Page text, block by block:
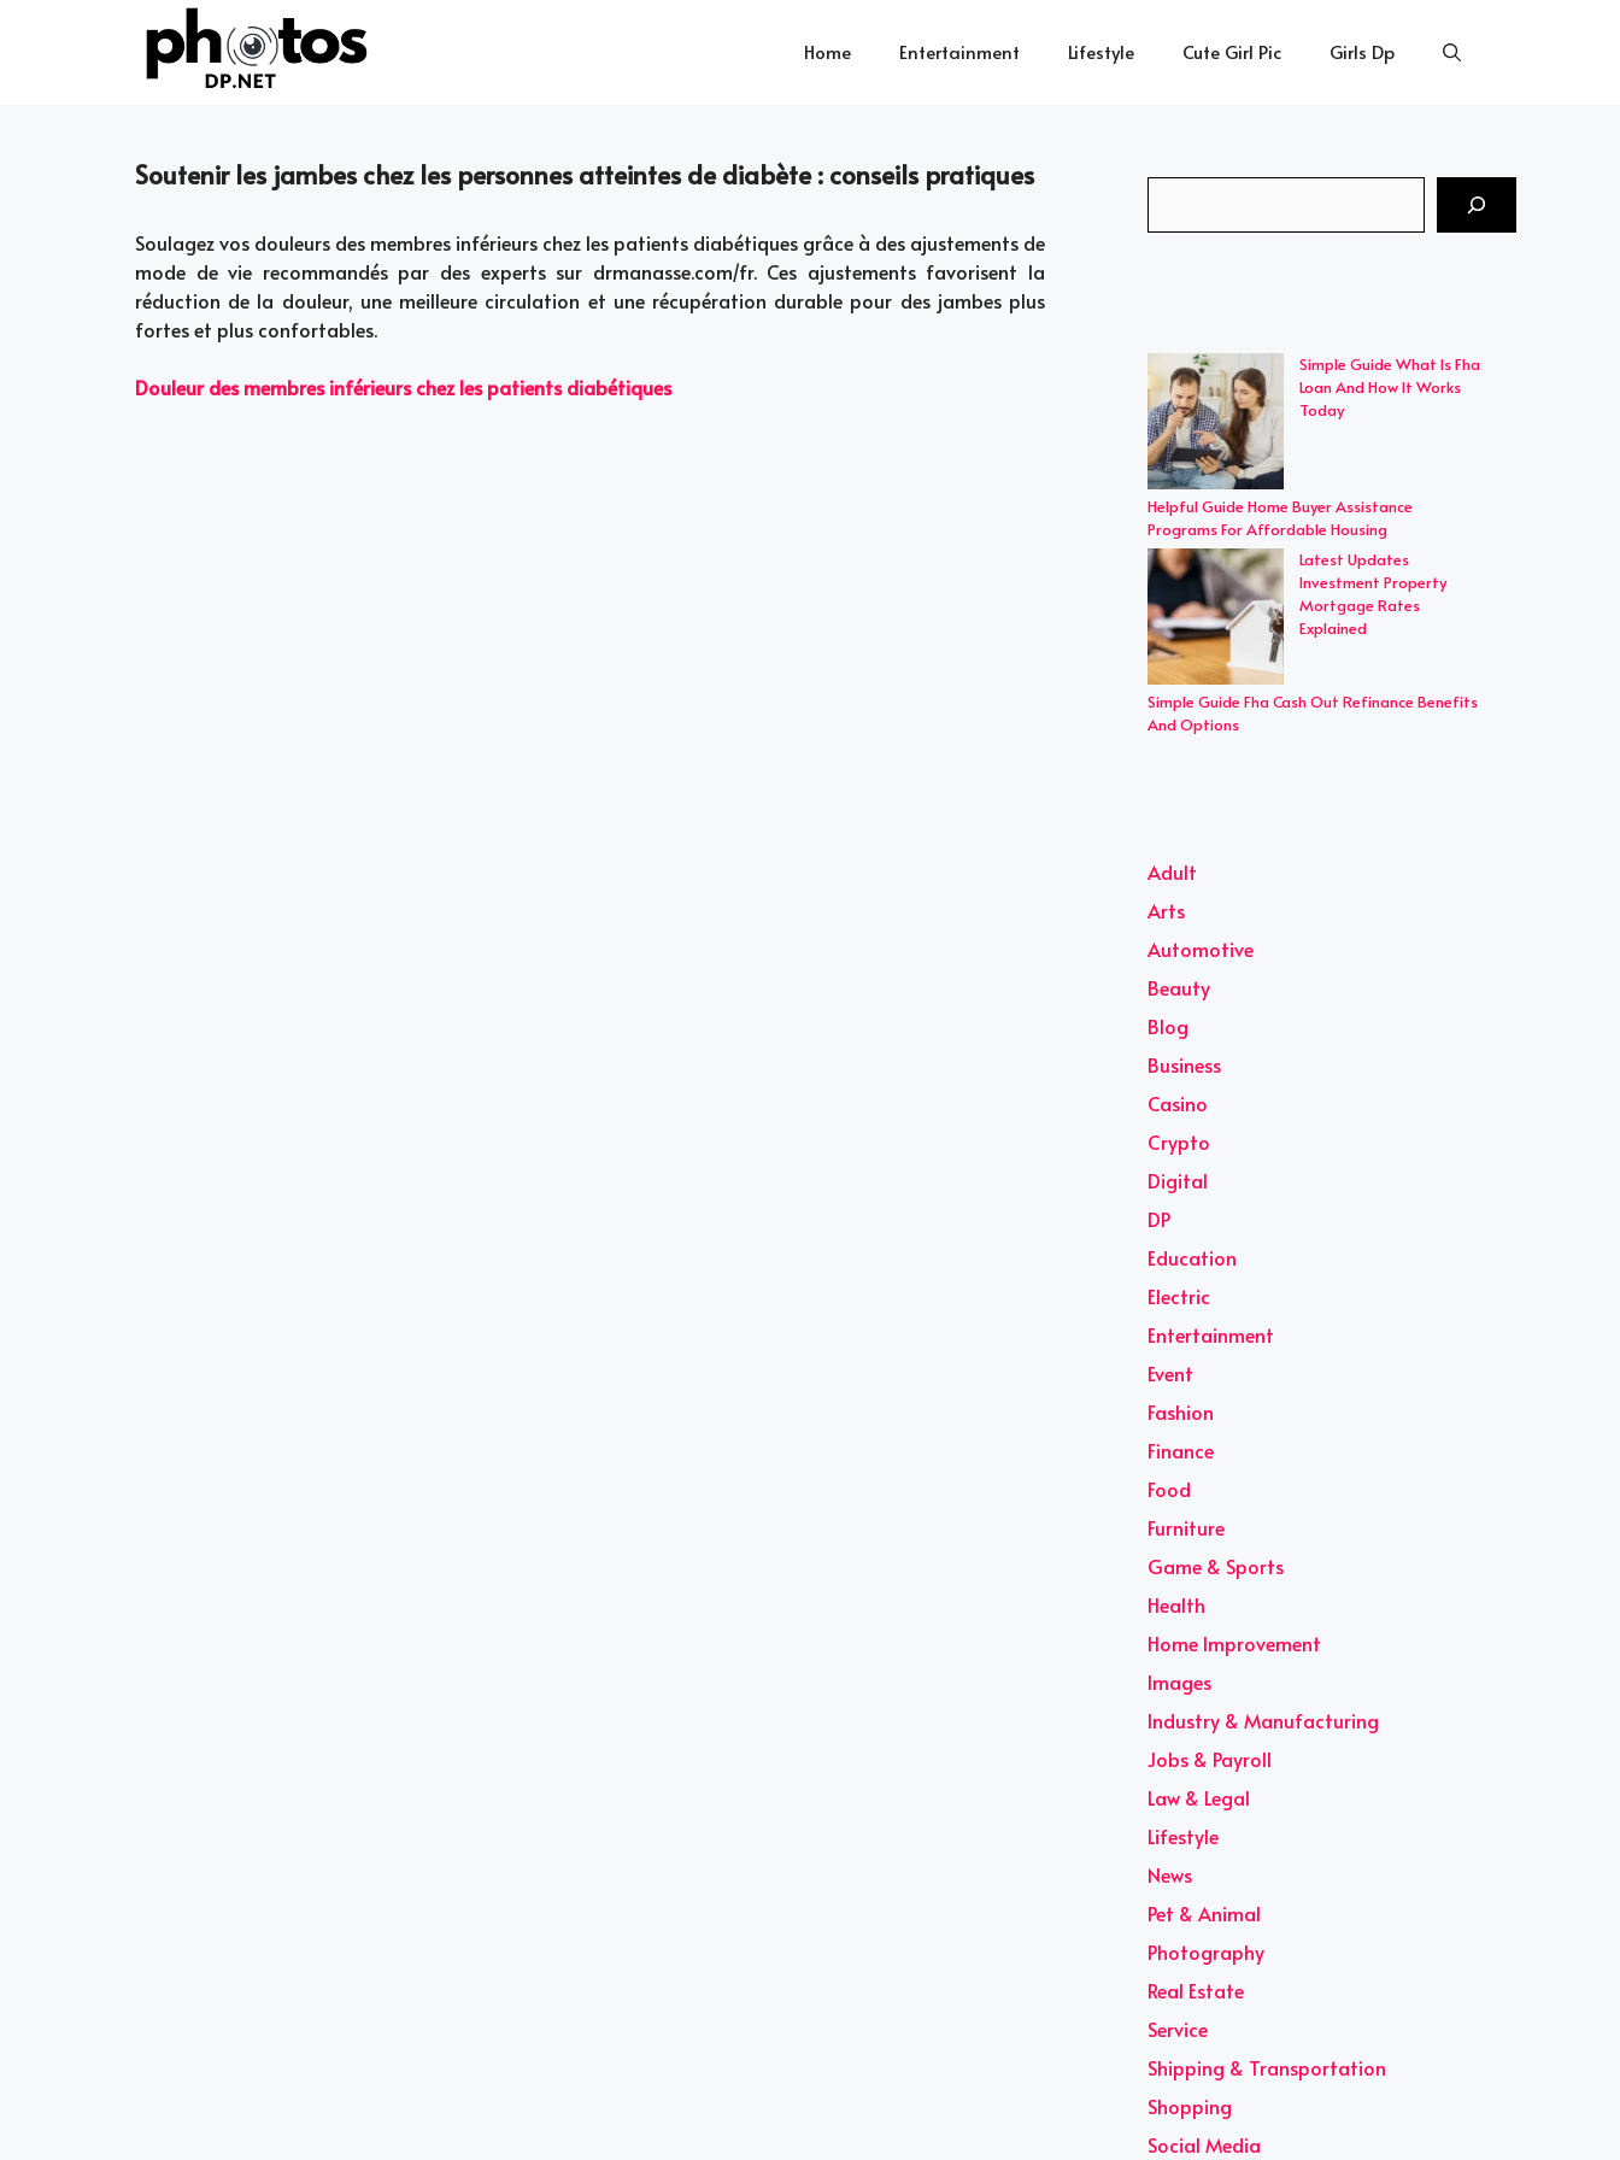
Home Entertainment Lifestyle Cute Girl Pic Girls Dp
Soutenir les jambes chez les personnes atteintes de diabète : conseils pratiques
Soulagez vos douleurs des membres inférieurs chez les patients diabétiques grâce à des ajustements de
mode de vie recommandés par des experts sur drmanasse.com/fr. Ces ajustements favorisent la
réduction de la douleur, une meilleure circulation et une récupération durable pour des jambes plus
fortes et plus confortables.
Douleur des membres inférieurs chez les patients diabétiques
Simple Guide What Is Fha
Loan And How It Works
Today
Helpful Guide Home Buyer Assistance
Programs For Affordable Housing
Latest Updates
Investment Property
Mortgage Rates
Explained
Simple Guide Fha Cash Out Refinance Benefits
And Options
Adult
Arts
Automotive
Beauty
Blog
Business
Casino
Crypto
Digital
DP
Education
Electric
Entertainment
Event
Fashion
Finance
Food
Furniture
Game & Sports
Health
Home Improvement
Images
Industry & Manufacturing
Jobs & Payroll
Law & Legal
Lifestyle
News
Pet & Animal
Photography
Real Estate
Service
Shipping & Transportation
Shopping
Social Media